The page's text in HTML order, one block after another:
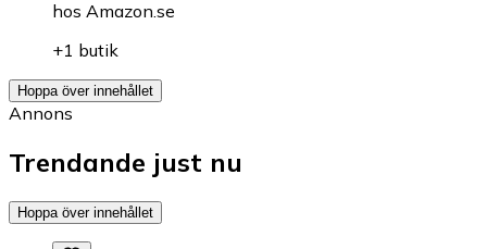
hos Amazon.se
+1 butik
Hoppa över innehållet
Annons
Trendande just nu
Hoppa över innehållet